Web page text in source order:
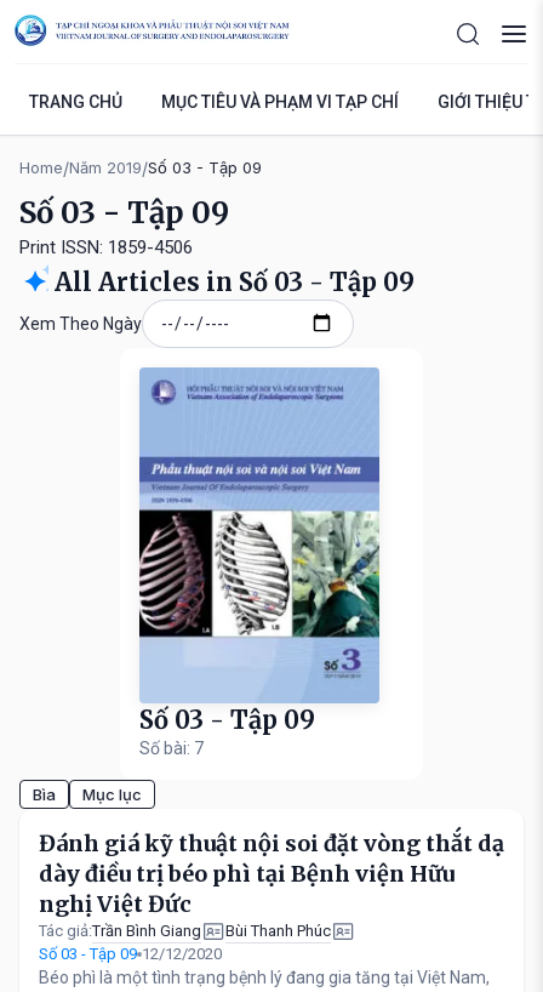
TRANG CHỦ MỤC TIÊU VÀ PHẠM VI TẠP CHÍ GIỚI THIỆU
Home/Năm 2019/Số 03 - Tập 09
Số 03 - Tập 09
Print ISSN: 1859-4506
All Articles in Số 03 - Tập 09
Xem Theo Ngày
Số 03 - Tập 09
Số bài: 7
Bìa Mục lục
Đánh giá kỹ thuật nội soi đặt vòng thắt dạ
dày điều trị béo phì tại Bệnh viện Hữu
nghị Việt Đức
Tác giả:Trần Bình Giang
Bùi Thanh Phúc
Số 03 - Tập 09 12/12/2020
Béo phì là một tình trạng bệnh lý đang gia tăng tại Việt Nam,